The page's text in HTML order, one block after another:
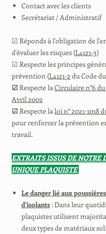
Contact avec les clients
Secrétariat / Administratif
☑ Réponds à l'obligation de
d'évaluer les risques (L4121-3)
☑ Respecte les principes
prévention (L4121-2 du Code
☑ Respecte laCirculaire n°6 du
Avril 2002
☑ Respecte laloi n° 2021-1018
pour renforcer la prévention
travail.
EXTRAITS ISSUS DE NOTRE
UNIQUE PLAQUISTE
Le danger lié aux
d'isolants: Dans leur
plaquistes utilisent
deux types de matériaux